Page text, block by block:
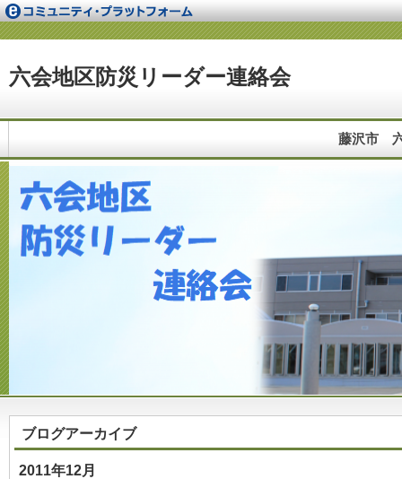
六会地区防災リーダー連絡会
藤沢市
ブログアーカイブ
2011年12月